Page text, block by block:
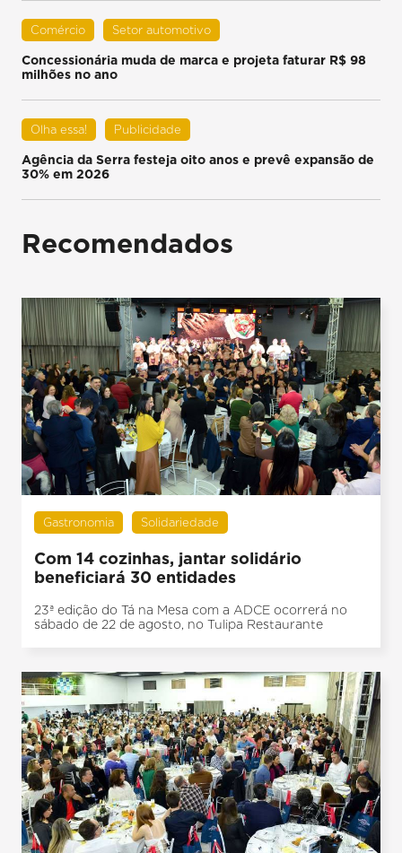
Comércio Setor automotivo
Concessionária muda de marca e projeta faturar R$ 98
milhões no ano
Olha essa! Publicidade
Agência da Serra festeja oito anos e prevê expansão de
30% em 2026
Recomendados
Gastronomia Solidariedade
Com 14 cozinhas, jantar solidário
beneficiará 30 entidades
23ª edição do Tá na Mesa com a ADCE ocorrerá no
sábado de 22 de agosto, no Tulipa Restaurante